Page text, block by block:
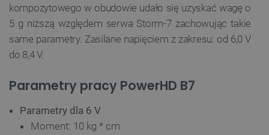
kompozytowego w obudowie udało się uzyskać wagę o
5 g niższą względem serwa Storm-7 zachowując takie
same parametry. Zasilane napięciem z zakresu: od 6,0 V
do 8,4 V.
Parametry pracy PowerHD B7
Parametry dla 6 V
Moment: 10 kg * cm